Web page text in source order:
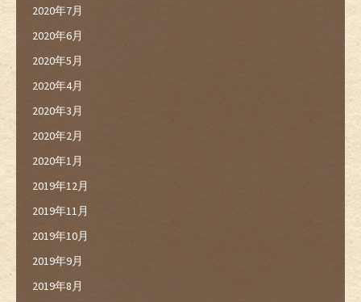
2020年7月
2020年6月
2020年5月
2020年4月
2020年3月
2020年2月
2020年1月
2019年12月
2019年11月
2019年10月
2019年9月
2019年8月